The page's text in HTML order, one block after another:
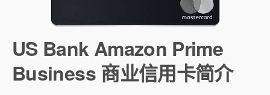
US Bank Amazon Prime
Business 商业信用卡简介